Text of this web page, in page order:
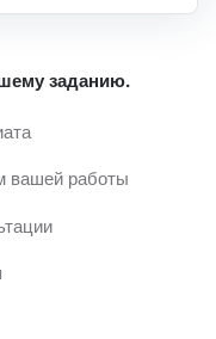
заданию.
вашей работы